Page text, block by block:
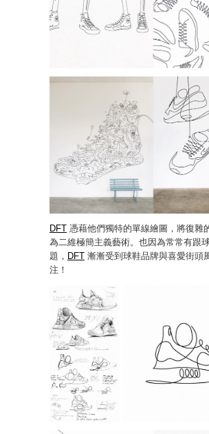
DFT 憑藉他們獨特的單線繪圖，將復雜
為二維極簡主義藝術。也因為常常有跟
題， DFT 漸漸受到球鞋品牌與喜愛街頭
注！